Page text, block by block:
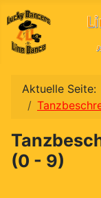
Aktuelle Seite:
(0 - 9)